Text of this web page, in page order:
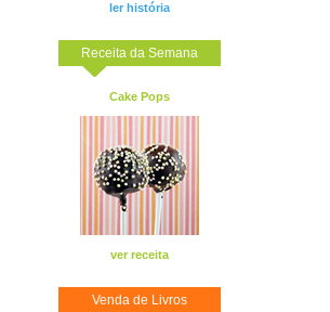
ler história
Receita da Semana
Cake Pops
ver receita
Venda de Livros